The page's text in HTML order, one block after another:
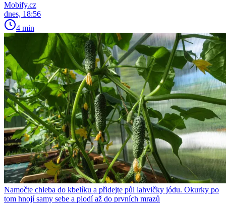
Mobify.cz
dnes, 18:56
4 min
Namočte chleba do kbelíku a přidejte půl lahvičky jódu. Okurky po
tom hnojí samy sebe a plodí až do prvních mrazů